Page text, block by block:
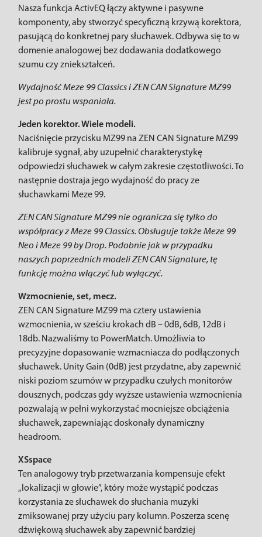
Nasza funkcja ActivEQ łączy aktywne i pasywne
komponenty, aby stworzyć specyficzną krzywą korektora,
pasującą do konkretnej pary słuchawek. Odbywa się to w
domenie analogowej bez dodawania dodatkowego
szumu czy zniekształceń.
Wydajność Meze 99 Classics i ZEN CAN Signature MZ99
jest po prostu wspaniała.
Jeden korektor. Wiele modeli.
Naciśnięcie przycisku MZ99 na ZEN CAN Signature MZ99
kalibruje sygnał, aby uzupełnić charakterystykę
odpowiedzi słuchawek w całym zakresie częstotliwości. To
następnie dostraja jego wydajność do pracy ze
słuchawkami Meze 99.
ZEN CAN Signature MZ99 nie ogranicza się tylko do
współpracy z Meze 99 Classics. Obsługuje także Meze 99
Neo i Meze 99 by Drop.Podobnie jak w przypadku
naszych poprzednich modeli ZEN CAN Signature, tę
funkcję można włączyć lub wyłączyć.
Wzmocnienie, set, mecz.
ZEN CAN Signature MZ99 ma cztery ustawienia
wzmocnienia, w sześciu krokach dB – 0dB, 6dB, 12dB i
18db. Nazwaliśmy to PowerMatch. Umożliwia to
precyzyjne dopasowanie wzmacniacza do podłączonych
słuchawek. Unity Gain (0dB) jest przydatne, aby zapewnić
niski poziom szumów w przypadku czułych monitorów
dousznych, podczas gdy wyższe ustawienia wzmocnienia
pozwalają w pełni wykorzystać mocniejsze obciążenia
słuchawek, zapewniając doskonały dynamiczny
headroom.
XSspace
Ten analogowy tryb przetwarzania kompensuje efekt
„lokalizacji w głowie”, który może wystąpić podczas
korzystania ze słuchawek do słuchania muzyki
zmiksowanej przy użyciu pary kolumn. Poszerza scenę
dźwiękową słuchawek aby zapewnić bardziej